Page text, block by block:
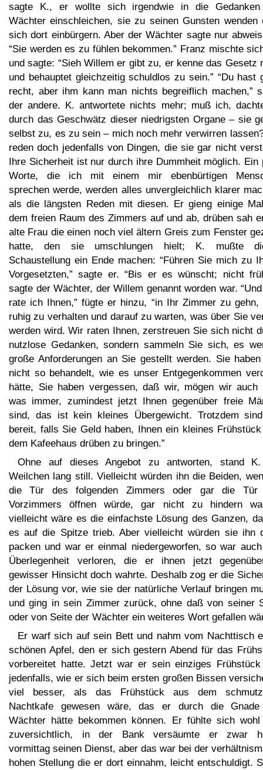
sagte K., er wollte sich irgendwie in die
Wächter einschleichen, sie zu seinen Gunsten wenden
sich dort einbürgern. Aber der Wächter sagte nur
“Sie werden es zu fühlen bekommen.” Franz mischte
und sagte: “Sieh Willem er gibt zu, er kenne das Gesetz
und behauptet gleichzeitig schuldlos zu sein.” “Du hast
recht, aber ihm kann man nichts begreiflich machen,”
der andere. K. antwortete nichts mehr; muß ich,
durch das Geschwätz dieser niedrigsten Organe – sie
selbst zu, es zu sein – mich noch mehr verwirren
reden doch jedenfalls von Dingen, die sie gar nicht
Ihre Sicherheit ist nur durch ihre Dummheit möglich. Ein
Worte, die ich mit einem mir ebenbürtigen
sprechen werde, werden alles unvergleichlich klarer
als die längsten Reden mit diesen. Er gieng einige
dem freien Raum des Zimmers auf und ab, drüben sah
alte Frau die einen noch viel ältern Greis zum Fenster
hatte, den sie umschlungen hielt; K. mußte
Schaustellung ein Ende machen: “Führen Sie mich zu
Vorgesetzten,” sagte er. “Bis er es wünscht; nicht
sagte der Wächter, der Willem genannt worden war.
rate ich Ihnen,” fügte er hinzu, “in Ihr Zimmer zu gehn,
ruhig zu verhalten und darauf zu warten, was über Sie
werden wird. Wir raten Ihnen, zerstreuen Sie sich nicht
nutzlose Gedanken, sondern sammeln Sie sich, es
große Anforderungen an Sie gestellt werden. Sie
nicht so behandelt, wie es unser Entgegenkommen
hätte, Sie haben vergessen, daß wir, mögen wir auch
was immer, zumindest jetzt Ihnen gegenüber freie
sind, das ist kein kleines Übergewicht. Trotzdem
bereit, falls Sie Geld haben, Ihnen ein kleines
dem Kafeehaus drüben zu bringen.”
Ohne auf dieses Angebot zu antworten, stand
Weilchen lang still. Vielleicht würden ihn die Beiden,
die Tür des folgenden Zimmers oder gar die Tür
Vorzimmers öffnen würde, gar nicht zu hindern
vielleicht wäre es die einfachste Lösung des Ganzen,
es auf die Spitze trieb. Aber vielleicht würden sie ihn
packen und war er einmal niedergeworfen, so war
Überlegenheit verloren, die er ihnen jetzt
gewisser Hinsicht doch wahrte. Deshalb zog er die
der Lösung vor, wie sie der natürliche Verlauf bringen
und ging in sein Zimmer zurück, ohne daß von seiner
oder von Seite der Wächter ein weiteres Wort gefallen
Er warf sich auf sein Bett und nahm vom Nachttisch
schönen Apfel, den er sich gestern Abend für das
vorbereitet hatte. Jetzt war er sein einziges Frühstück
jedenfalls, wie er sich beim ersten großen Bissen
viel besser, als das Frühstück aus dem
Nachtkafe gewesen wäre, das er durch die
Wächter hätte bekommen können. Er fühlte sich wohl
zuversichtlich, in der Bank versäumte er zwar
vormittag seinen Dienst, aber das war bei der
hohen Stellung die er dort einnahm, leicht entschuldigt.